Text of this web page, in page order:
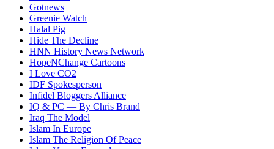
Gotnews
Greenie Watch
Halal Pig
Hide The Decline
HNN History News Network
HopeNChange Cartoons
I Love CO2
IDF Spokesperson
Infidel Bloggers Alliance
IQ & PC — By Chris Brand
Iraq The Model
Islam In Europe
Islam The Religion Of Peace